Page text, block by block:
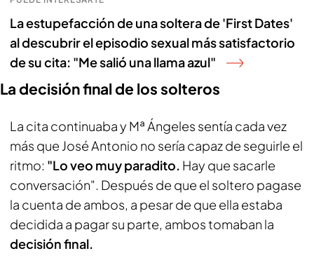
La estupefacción de una soltera de 'First Dates'
al descubrir el episodio sexual más satisfactorio
de su cita: "Me salió una llama azul"
La decisión final de los solteros
La cita continuaba y Mª Ángeles sentía cada vez
más que José Antonio no sería capaz de seguirle el
ritmo: "Lo veo muy paradito. Hay que sacarle
conversación". Después de que el soltero pagase
la cuenta de ambos, a pesar de que ella estaba
decidida a pagar su parte, ambos tomaban la
decisión final.